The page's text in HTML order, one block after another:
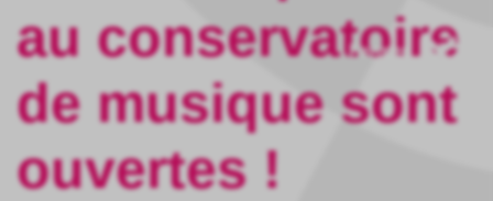
Fermer
au conservatoire
de musique sont
ouvertes !